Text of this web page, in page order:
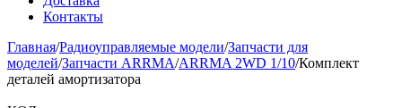
Контакты
Главная/Радиоуправляемые модели/Запчасти для
моделей/Запчасти ARRMA/ARRMA 2WD 1/10/Комплект
деталей амортизатора